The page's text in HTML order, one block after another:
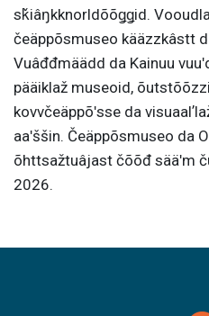
sǩiâŋkknorldõõǥǥid.
čeäppõsmuseo kääzzkâstt
Vuâđđmäädd da Kainuu
pääiklaž museoid,
kovvčeäppõʹsse da
aaʹššin. Čeäppõsmuseo da
õhttsažtuâjast čõõđ sääʹm
2026.